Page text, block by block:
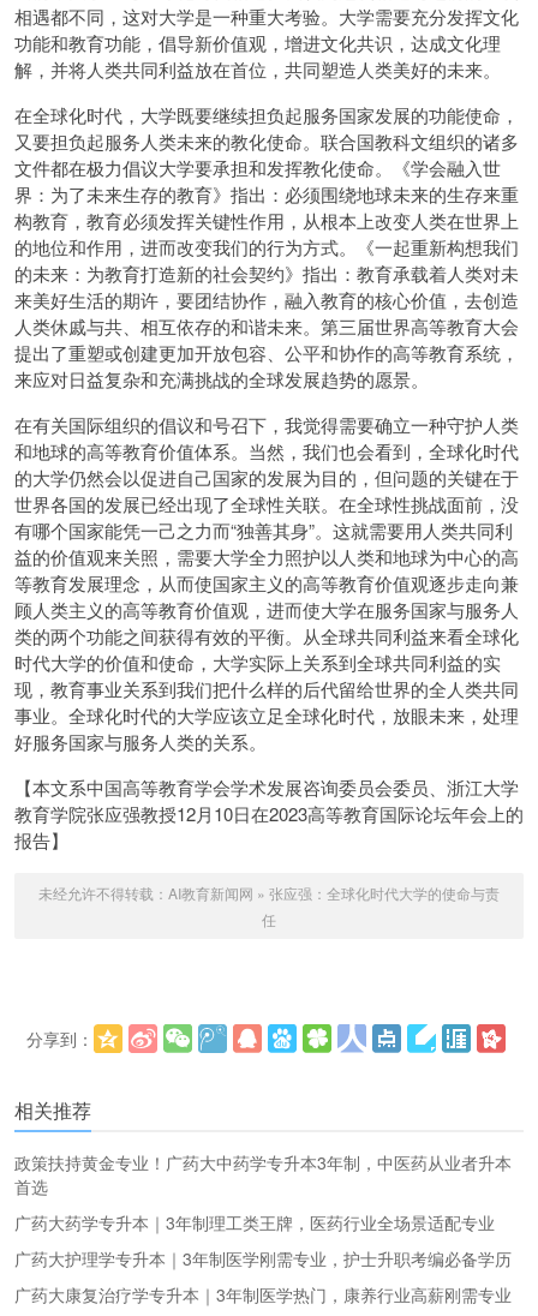
相遇都不同，这对大学是一种重大考验。大学需要充分发挥文化
功能和教育功能，倡导新价值观，增进文化共识，达成文化理
解，并将人类共同利益放在首位，共同塑造人类美好的未来。
在全球化时代，大学既要继续担负起服务国家发展的功能使命，
又要担负起服务人类未来的教化使命。联合国教科文组织的诸多
文件都在极力倡议大学要承担和发挥教化使命。《学会融入世
界：为了未来生存的教育》指出：必须围绕地球未来的生存来重
构教育，教育必须发挥关键性作用，从根本上改变人类在世界上
的地位和作用，进而改变我们的行为方式。《一起重新构想我们
的未来：为教育打造新的社会契约》指出：教育承载着人类对未
来美好生活的期许，要团结协作，融入教育的核心价值，去创造
人类休戚与共、相互依存的和谐未来。第三届世界高等教育大会
提出了重塑或创建更加开放包容、公平和协作的高等教育系统，
来应对日益复杂和充满挑战的全球发展趋势的愿景。
在有关国际组织的倡议和号召下，我觉得需要确立一种守护人类
和地球的高等教育价值体系。当然，我们也会看到，全球化时代
的大学仍然会以促进自己国家的发展为目的，但问题的关键在于
世界各国的发展已经出现了全球性关联。在全球性挑战面前，没
有哪个国家能凭一己之力而“独善其身”。这就需要用人类共同利
益的价值观来关照，需要大学全力照护以人类和地球为中心的高
等教育发展理念，从而使国家主义的高等教育价值观逐步走向兼
顾人类主义的高等教育价值观，进而使大学在服务国家与服务人
类的两个功能之间获得有效的平衡。从全球共同利益来看全球化
时代大学的价值和使命，大学实际上关系到全球共同利益的实
现，教育事业关系到我们把什么样的后代留给世界的全人类共同
事业。全球化时代的大学应该立足全球化时代，放眼未来，处理
好服务国家与服务人类的关系。
【本文系中国高等教育学会学术发展咨询委员会委员、浙江大学
教育学院张应强教授12月10日在2023高等教育国际论坛年会上的
报告】
未经允许不得转载： AI教育新闻网 » 张应强：全球化时代大学的使命与责
任
分享到：
相关推荐
政策扶持黄金专业！广药大中药学专升本3年制，中医药从业者升本
首选
广药大药学专升本｜3年制理工类王牌，医药行业全场景适配专业
广药大护理学专升本｜3年制医学刚需专业，护士升职考编必备学历
广药大康复治疗学专升本｜3年制医学热门，康养行业高薪刚需专业